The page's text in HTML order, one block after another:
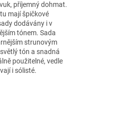
příjemný dohmat.
mají špičkové
dodávány i v
tónem. Sada
strunovým
tón a snadná
použitelné, vedle
i sólisté.